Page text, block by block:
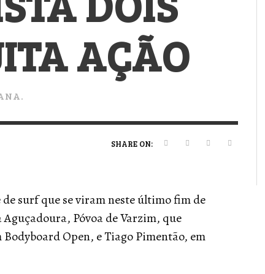
AÇÃO
SHARE ON:
surf que se viram neste último fim de
Póvoa de Varzim, que
Open, e Tiago Pimentão, em